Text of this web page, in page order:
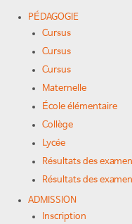
PÉDAGOGIE
Cursus
Cursus
Cursus
Maternelle
École élémentaire
Collège
Lycée
Résultats des
Résultats des
ADMISSION
Inscription